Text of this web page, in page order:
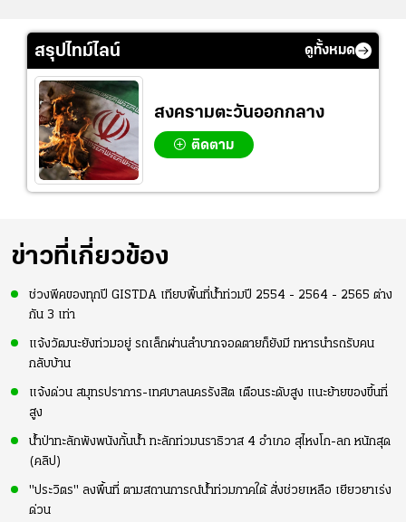
สรุปไทม์ไลน์ ดูทั้งหมด
สงครามตะวันออกกลาง
ติดตาม
ข่าวที่เกี่ยวข้อง
ช่วงพีคของทุกปี GISTDA เทียบพื้นที่น้ำท่วมปี 2554 - 2564 - 2565 ต่าง
กัน 3 เท่า
แจ้งวัฒนะยังท่วมอยู่ รถเล็กผ่านลำบากจอดตายก็ยังมี ทหารนำรถรับคน
กลับบ้าน
แจ้งด่วน สมุทรปราการ-เทศบาลนครรังสิต เตือนระดับสูง แนะย้ายของขึ้นที่
สูง
น้ำป่าทะลักพังพนังกั้นน้ำ ทะลักท่วมนราธิวาส 4 อำเภอ สุไหงโก-ลก หนักสุด
(คลิป)
"ประวิตร" ลงพื้นที่ ตามสถานการณ์น้ำท่วมภาคใต้ สั่งช่วยเหลือ เยียวยาเร่ง
ด่วน